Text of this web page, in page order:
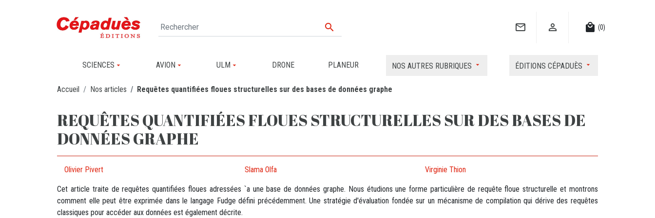
   local_mall (0)
SCIENCES AVION ULM DRONE PLANEUR NOS AUTRES RUBRIQUES ÉDITIONS CÉPADUÈS
Accueil Nos articles Requêtes quantifiées floues structurelles sur des bases de données graphe
REQUÊTES QUANTIFIÉES FLOUES STRUCTURELLES SUR DES BASES DE
DONNÉES GRAPHE
Olivier Pivert Slama Olfa Virginie Thion
Cet article traite de requêtes quantifiées floues adressées `a une base de données graphe. Nous étudions une forme particulière de requête floue structurelle et montrons
comment elle peut être exprimée dans le langage Fudge défini précédemment. Une stratégie d'évaluation fondée sur un mécanisme de compilation qui dérive des requêtes
classiques pour accéder aux données est également décrite.